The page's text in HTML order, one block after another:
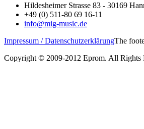
Hildesheimer Strasse 83 - 30169
+49 (0) 511-80 69 16-11
info@mig-music.de
Impressum / DatenschutzerklärungThe
Copyright © 2009-2012 Eprom. All Rights